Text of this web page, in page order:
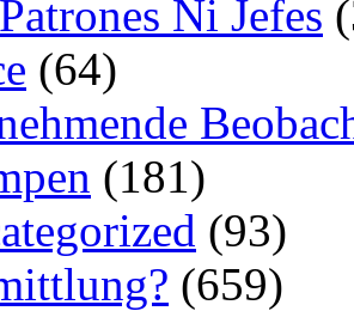
Ni Jefes
(64)
(181)
(93)
(659)